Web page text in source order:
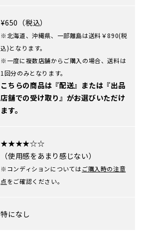
¥650（税込）
※北海道、沖縄県、一部離島は送料￥890(税
込)となります。
※一度に複数店舗からご購入の場合、送料は
1回分のみとなります。
こちらの商品は『配送』または『出品
店舗での受け取り』がお選びいただけ
ます。
★★★★☆☆
（使用感をあまり感じない）
※コンディションについてはご購入時の注意
点をご確認ください。
特になし